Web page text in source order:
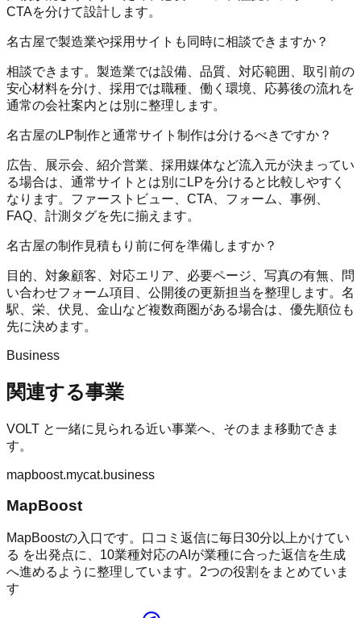
CTAを分けて設計します。
名古屋で製造業や採用サイトも同時に相談できますか？
相談できます。製造業では設備、品質、対応範囲、取引前の
安心材料を分け、採用では職種、働く環境、応募後の流れを
通常の会社案内とは別に整理します。
名古屋のLP制作と通常サイト制作は分けるべきですか？
広告、展示会、紹介営業、採用媒体など流入元が決まってい
る場合は、通常サイトとは別にLPを分けると比較しやすく
なります。ファーストビュー、CTA、フォーム、事例、
FAQ、計測タグを先に揃えます。
名古屋の制作見積もり前に何を準備しますか？
目的、対象顧客、対応エリア、必要ページ、写真の有無、問
い合わせフォーム項目、公開後の更新担当を整理します。名
駅、栄、伏見、金山など複数商圏がある場合は、優先順位も
先に決めます。
Business
関連する事業
VOLT と一緒に見られる近い事業へ、そのまま移動できま
す。
mapboost.mycat.business
MapBoost
MapBoostの入口です。口コミ返信に毎日30分以上かけてい
る を出発点に、10業種対応のAIが業種に合った返信を生成
へ進めるように整理しています。2つの役割をまとめていま
す